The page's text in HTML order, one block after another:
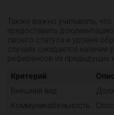
Также важно учитывать,
предоставить
своего статуса и уровня
случаях ожидается наличие
референсов из предыдущих
Критерий
Внешний вид
Коммуникабельность